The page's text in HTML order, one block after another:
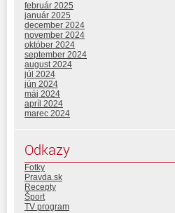
február 2025
január 2025
december 2024
november 2024
október 2024
september 2024
august 2024
júl 2024
jún 2024
máj 2024
apríl 2024
marec 2024
Odkazy
Fotky
Pravda.sk
Recepty
Šport
TV program